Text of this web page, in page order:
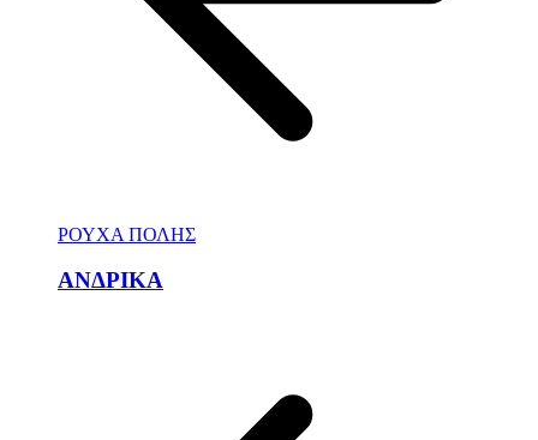
ΡΟΥΧΑ ΠΟΛΗΣ
ΑΝΔΡΙΚΑ